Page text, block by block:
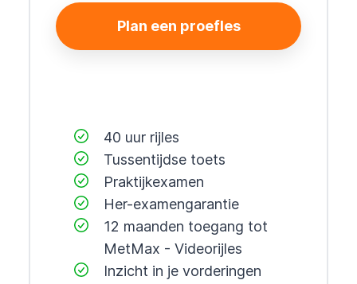
Plan een proefles
40 uur rijles
Tussentijdse toets
Praktijkexamen
Her-examengarantie
12 maanden toegang tot
MetMax - Videorijles
Inzicht in je vorderingen